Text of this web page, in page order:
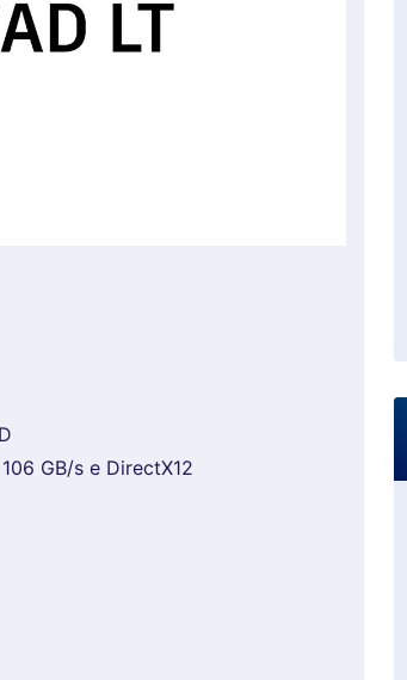
GB/s e DirectX12